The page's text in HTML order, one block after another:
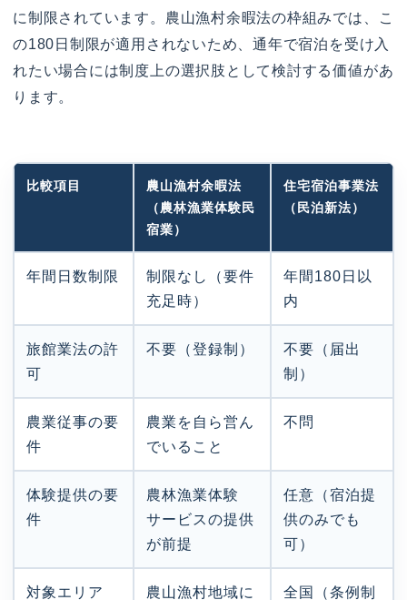
に制限されています。農山漁村余暇法の枠組みでは、こ
の180日制限が適用されないため、通年で宿泊を受け入
れたい場合には制度上の選択肢として検討する価値があ
ります。
比較項目
農山漁村余暇法
（農林漁業体験民
宿業）
住宅宿泊事業法
（民泊新法）
年間日数制限
制限なし（要件
充足時）
年間180日以
内
旅館業法の許
可
不要（登録制）
不要（届出
制）
農業従事の要
件
農業を自ら営ん
でいること
不問
体験提供の要
件
農林漁業体験
サービスの提供
が前提
任意（宿泊提
供のみでも
可）
対象エリア 農山漁村地域に 全国（条例制